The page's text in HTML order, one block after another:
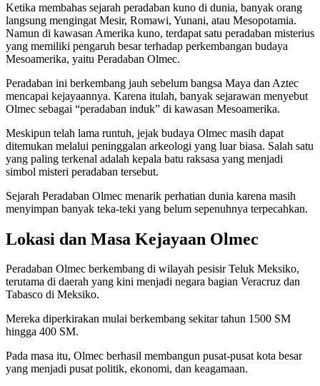
Ketika membahas sejarah peradaban kuno di dunia, banyak orang
langsung mengingat Mesir, Romawi, Yunani, atau Mesopotamia.
Namun di kawasan Amerika kuno, terdapat satu peradaban misterius
yang memiliki pengaruh besar terhadap perkembangan budaya
Mesoamerika, yaitu Peradaban Olmec.
Peradaban ini berkembang jauh sebelum bangsa Maya dan Aztec
mencapai kejayaannya. Karena itulah, banyak sejarawan menyebut
Olmec sebagai “peradaban induk” di kawasan Mesoamerika.
Meskipun telah lama runtuh, jejak budaya Olmec masih dapat
ditemukan melalui peninggalan arkeologi yang luar biasa. Salah satu
yang paling terkenal adalah kepala batu raksasa yang menjadi
simbol misteri peradaban tersebut.
Sejarah Peradaban Olmec menarik perhatian dunia karena masih
menyimpan banyak teka-teki yang belum sepenuhnya terpecahkan.
Lokasi dan Masa Kejayaan Olmec
Peradaban Olmec berkembang di wilayah pesisir Teluk Meksiko,
terutama di daerah yang kini menjadi negara bagian Veracruz dan
Tabasco di Meksiko.
Mereka diperkirakan mulai berkembang sekitar tahun 1500 SM
hingga 400 SM.
Pada masa itu, Olmec berhasil membangun pusat-pusat kota besar
yang menjadi pusat politik, ekonomi, dan keagamaan.